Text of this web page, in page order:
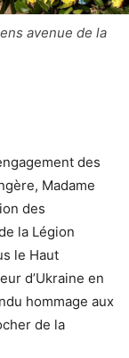
avenue de la
des
Madame
des
la Légion
le Haut
d’Ukraine en
hommage aux
de la